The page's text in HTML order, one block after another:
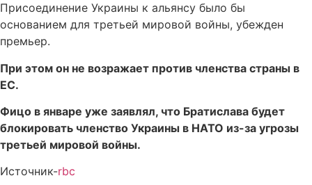
Присоединение Украины к альянсу было бы
основанием для третьей мировой войны, убежден
премьер.
При этом он не возражает против членства страны в
ЕС.
Фицо в январе уже заявлял, что Братислава будет
блокировать членство Украины в НАТО из-за угрозы
третьей мировой войны.
Источник-rbc